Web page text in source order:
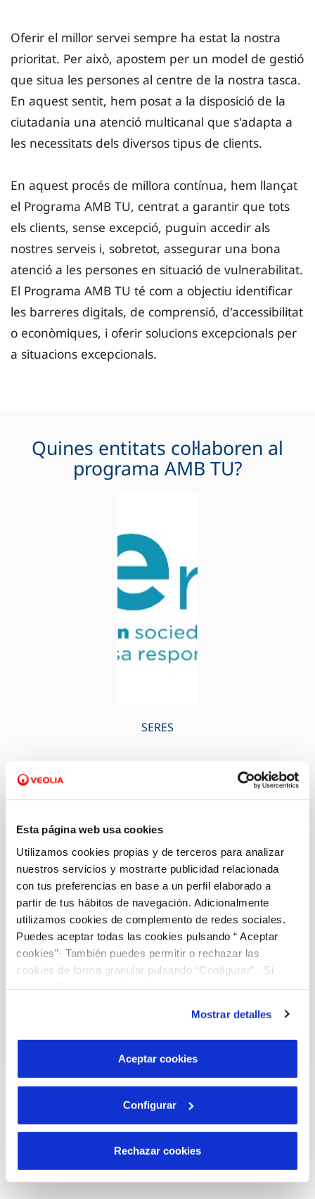
Esta página web usa cookies
Utilizamos cookies propias y de terceros para analizar
nuestros servicios y mostrarte publicidad relacionada
con tus preferencias en base a un perfil elaborado a
partir de tus hábitos de navegación. Adicionalmente
utilizamos cookies de complemento de redes sociales.
Puedes aceptar todas las cookies pulsando “ Aceptar
cookies”· También puedes permitir o rechazar las
cookies de forma granular pulsando “Configurar”. Si
son indispensables para que el sitio web funcione y que
por tanto no se pueden desactivar. Puedes consultar
más información en nuestraPolítica de Cookies
Mostrar detalles
Aceptar cookies
Configurar
Rechazar cookies
Oferir el millor servei sempre ha estat la nostra
prioritat. Per això, apostem per un model de gestió
que situa les persones al centre de la nostra tasca.
En aquest sentit, hem posat a la disposició de la
ciutadania una atenció multicanal que s'adapta a
les necessitats dels diversos tipus de clients.
En aquest procés de millora contínua, hem llançat
el Programa AMB TU, centrat a garantir que tots
els clients, sense excepció, puguin accedir als
nostres serveis i, sobretot, assegurar una bona
atenció a les persones en situació de vulnerabilitat.
El Programa AMB TU té com a objectiu identificar
les barreres digitals, de comprensió, d'accessibilitat
o econòmiques, i oferir solucions excepcionals per
a situacions excepcionals.
Quines entitats col·laboren al
programa AMB TU?
SERES
Quines barreres aborda el
programa AMB TU?